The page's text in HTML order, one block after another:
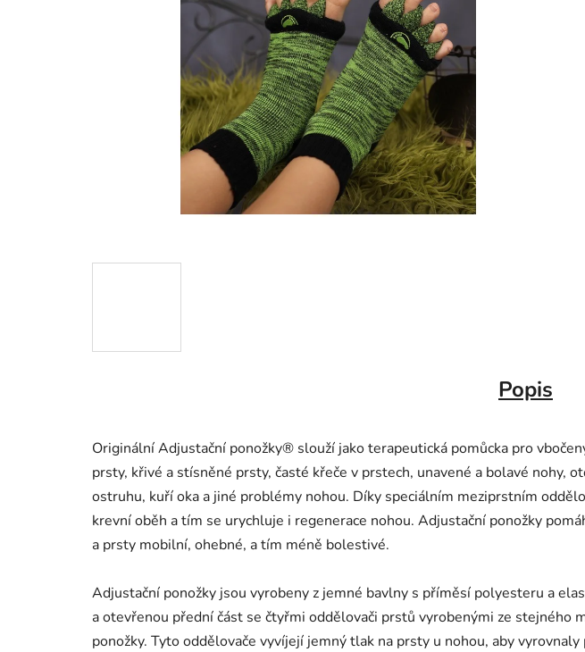
Popis
Originální Adjustační ponožky® slouží jako terapeutická pomůcka pro
prsty, křivé a stísněné prsty, časté křeče v prstech, unavené a bolavé nohy,
ostruhu, kuří oka a jiné problémy nohou. Díky speciálním meziprstním
krevní oběh a tím se urychluje i regenerace nohou. Adjustační ponožky
a prsty mobilní, ohebné, a tím méně bolestivé.
Adjustační ponožky jsou vyrobeny z jemné bavlny s příměsí polyesteru a
a otevřenou přední část se čtyřmi oddělovači prstů vyrobenými ze stejného
ponožky. Tyto oddělovače vyvíjejí jemný tlak na prsty u nohou, aby